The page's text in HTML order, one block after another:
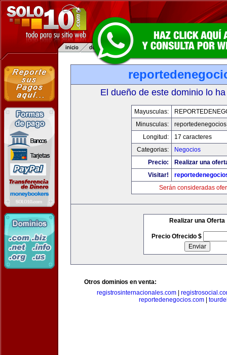
El dueño de este dominio lo
Mayusculas:
Minusculas:
Longitud:
17 caracteres
Categorias:
Negocios
Precio:
Realizar una
Visitar!
Serán consideradas
Realizar una Oferta
Precio Ofrecido $
Otros dominios en venta:
registrosinternacionales.com
reportedenegocios.com|